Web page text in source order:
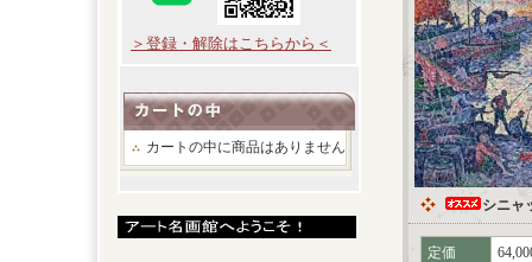
＞登録・解除はこちらから＜
カートの中に商品はありません
シニャ
定価